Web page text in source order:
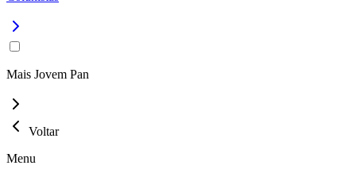
Mais Jovem Pan
Voltar
Menu